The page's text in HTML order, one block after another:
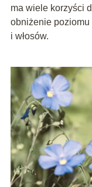
ma wiele korzyści
obniżenie
i włosów.